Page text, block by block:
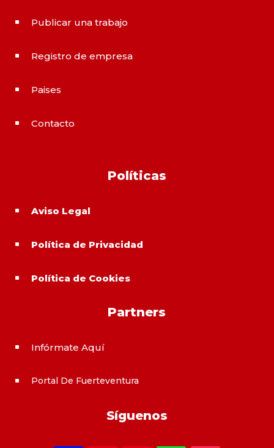
^ Publicar una trabajo
^ Registro de empresa
^ Paises
^ Contacto
Políticas
^ Aviso Legal
^ Política de Privacidad
^ Política de Cookies
Partners
^ Infórmate Aquí
^ Portal De Fuerteventura
Síguenos